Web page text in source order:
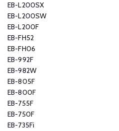
EB-L200SX
EB-L200SW
EB-L200F
EB-FH52
EB-FH06
EB-992F
EB-982W
EB-805F
EB-800F
EB-755F
EB-750F
EB-735Fi